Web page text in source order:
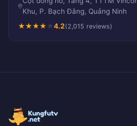
Khu, P. Bạch Đằng, Quảng Ninh
★★★★★4.2(2,015 reviews)